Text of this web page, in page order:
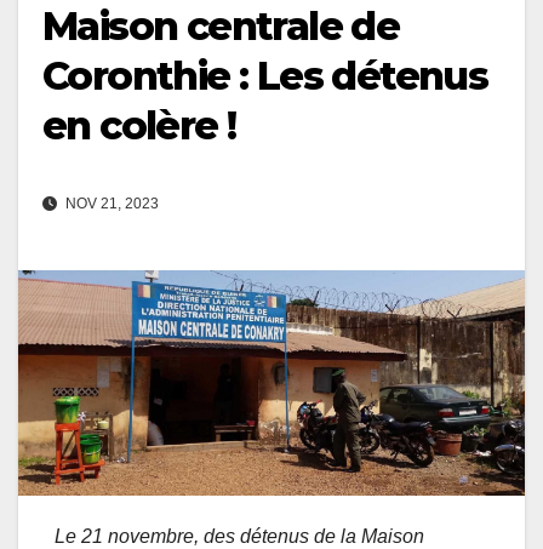
Maison centrale de
Coronthie : Les détenus
en colère !
NOV 21, 2023
Le 21 novembre, des détenus de la Maison